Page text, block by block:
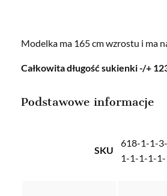
Modelka ma 165 cm wzrostu i ma
Całkowita długość sukienki -/+
Podstawowe informacje
SKU
618-1-1-
1-1-1-1-